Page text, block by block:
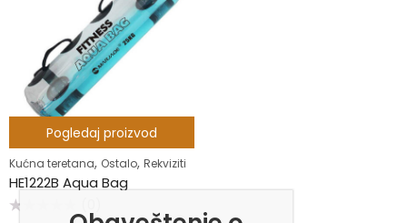
Pogledaj proizvod
Kućna teretana, Ostalo, Rekviziti
HE1222B Aqua Bag